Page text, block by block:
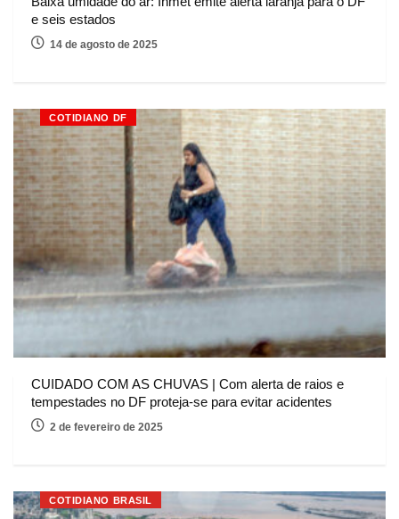
e seis estados
14 de agosto de 2025
COTIDIANO DF
CUIDADO COM AS CHUVAS | Com alerta de raios e
tempestades no DF proteja-se para evitar acidentes
2 de fevereiro de 2025
COTIDIANO BRASIL